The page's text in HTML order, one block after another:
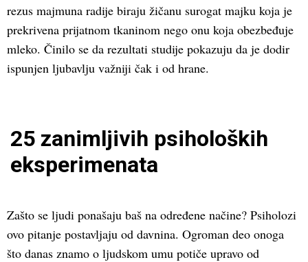
rezus majmuna radije biraju žičanu surogat majku koja je
prekrivena prijatnom tkaninom nego onu koja obezbeđuje
mleko. Činilo se da rezultati studije pokazuju da je dodir
ispunjen ljubavlju važniji čak i od hrane.
25 zanimljivih psiholoških
eksperimenata
Zašto se ljudi ponašaju baš na određene načine? Psiholozi
ovo pitanje postavljaju od davnina. Ogroman deo onoga
što danas znamo o ljudskom umu potiče upravo od